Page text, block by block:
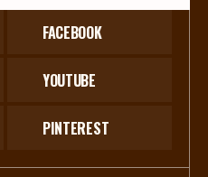
FACEBOOK
YOUTUBE
PINTEREST